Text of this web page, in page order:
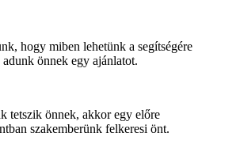
hogy miben lehetünk a segítségére
adunk önnek egy ajánlatot.
tetszik önnek, akkor egy előre
szakemberünk felkeresi önt.